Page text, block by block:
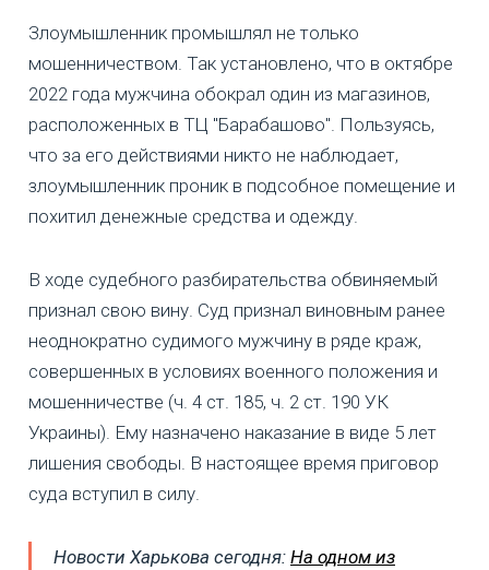
Злоумышленник промышлял не только
мошенничеством. Так установлено, что в октябре
2022 года мужчина обокрал один из магазинов,
расположенных в ТЦ "Барабашово". Пользуясь,
что за его действиями никто не наблюдает,
злоумышленник проник в подсобное помещение и
похитил денежные средства и одежду.
В ходе судебного разбирательства обвиняемый
признал свою вину. Суд признал виновным ранее
неоднократно судимого мужчину в ряде краж,
совершенных в условиях военного положения и
мошенничестве (ч. 4 ст. 185, ч. 2 ст. 190 УК
Украины). Ему назначено наказание в виде 5 лет
лишения свободы. В настоящее время приговор
суда вступил в силу.
Новости Харькова сегодня: На одном из